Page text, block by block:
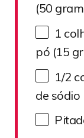
(50
1
pó (15
1/2
de sódio